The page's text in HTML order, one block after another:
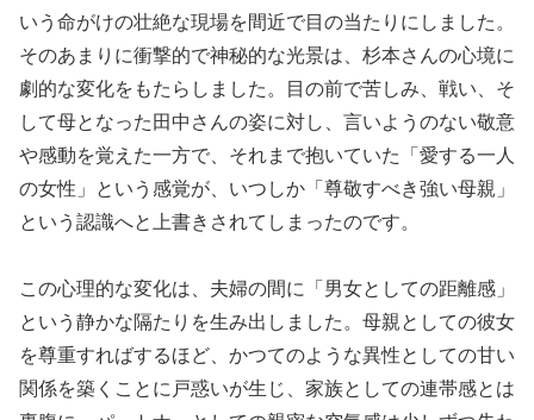
いう命がけの壮絶な現場を間近で目の当たりにしました。
そのあまりに衝撃的で神秘的な光景は、杉本さんの心境に
劇的な変化をもたらしました。目の前で苦しみ、戦い、そ
して母となった田中さんの姿に対し、言いようのない敬意
や感動を覚えた一方で、それまで抱いていた「愛する一人
の女性」という感覚が、いつしか「尊敬すべき強い母親」
という認識へと上書きされてしまったのです。
この心理的な変化は、夫婦の間に「男女としての距離感」
という静かな隔たりを生み出しました。母親としての彼女
を尊重すればするほど、かつてのような異性としての甘い
関係を築くことに戸惑いが生じ、家族としての連帯感とは